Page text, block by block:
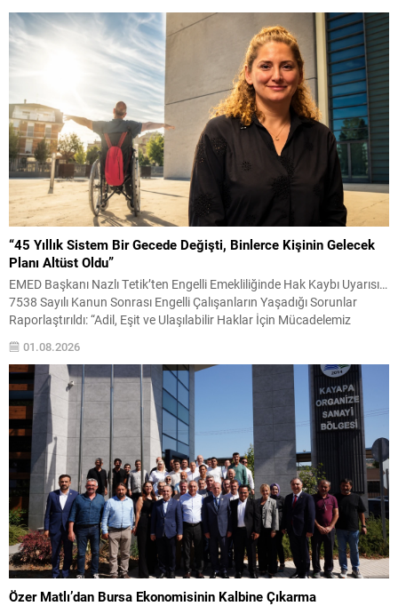
böylece esnafın finansmana erişiminde üst limitler...
“45 Yıllık Sistem Bir Gecede Değişti, Binlerce Kişinin Gelecek
Planı Altüst Oldu”
EMED Başkanı Nazlı Tetik’ten Engelli Emekliliğinde Hak Kaybı Uyarısı…
7538 Sayılı Kanun Sonrası Engelli Çalışanların Yaşadığı Sorunlar
Raporlaştırıldı: “Adil, Eşit ve Ulaşılabilir Haklar İçin Mücadelemiz
Sürecek” BURSA – Engelli Emeklilik Dayanışma Derneği (EMED)
Başkanı Nazlı Tetik, 7538 sayılı Kanun sonrasında engelli çalışanların
ve emeklilerin yaşadığı hak kayıplarına ilişkin kapsamlı bir...
01.08.2026
Özer Matlı’dan Bursa Ekonomisinin Kalbine Çıkarma